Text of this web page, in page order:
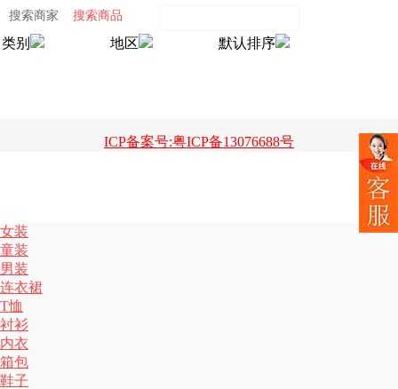
搜索商家 搜索商品
类别 地区 默认排序
ICP备案号:粤ICP备13076688号
女装
童装
男装
连衣裙
T恤
衬衫
内衣
箱包
鞋子